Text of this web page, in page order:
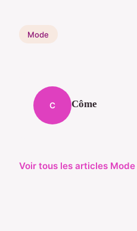
Mode
C Côme
Voir tous les articles